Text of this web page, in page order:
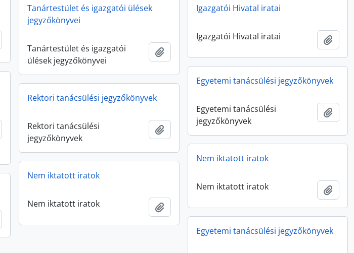
Tanártestület és igazgatói ülések
jegyzőkönyvei
Tanártestület és igazgatói
ülések jegyzőkönyvei
Add to clipboard
Igazgatói Hivatal iratai
Igazgatói Hivatal iratai Add
Egyetemi tanácsülési jegyzőkönyvek
Egyetemi tanácsülési
jegyzőkönyvek
Add
Add to clipboard
Rektori tanácsülési jegyzőkönyvek
Rektori tanácsülési
jegyzőkönyvek
Add to clipboard
Nem iktatott iratok
Nem iktatott iratok Add
Nem iktatott iratok
Nem iktatott iratok Add to clipboard
Egyetemi tanácsülési jegyzőkönyvek